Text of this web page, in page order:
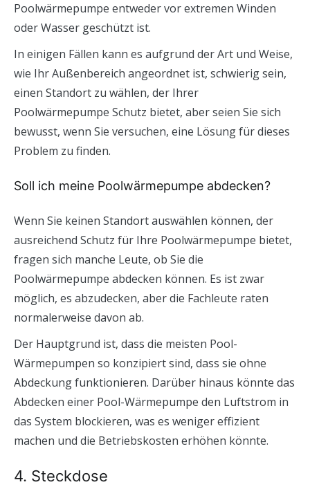
Poolwärmepumpe entweder vor extremen Winden
oder Wasser geschützt ist.
In einigen Fällen kann es aufgrund der Art und Weise,
wie Ihr Außenbereich angeordnet ist, schwierig sein,
einen Standort zu wählen, der Ihrer
Poolwärmepumpe Schutz bietet, aber seien Sie sich
bewusst, wenn Sie versuchen, eine Lösung für dieses
Problem zu finden.
Soll ich meine Poolwärmepumpe abdecken?
Wenn Sie keinen Standort auswählen können, der
ausreichend Schutz für Ihre Poolwärmepumpe bietet,
fragen sich manche Leute, ob Sie die
Poolwärmepumpe abdecken können. Es ist zwar
möglich, es abzudecken, aber die Fachleute raten
normalerweise davon ab.
Der Hauptgrund ist, dass die meisten Pool-
Wärmepumpen so konzipiert sind, dass sie ohne
Abdeckung funktionieren. Darüber hinaus könnte das
Abdecken einer Pool-Wärmepumpe den Luftstrom in
das System blockieren, was es weniger effizient
machen und die Betriebskosten erhöhen könnte.
4. Steckdose